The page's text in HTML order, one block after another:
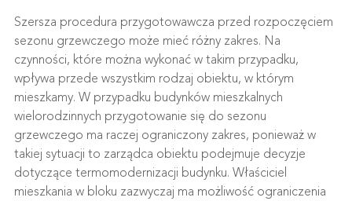
Szersza procedura przygotowawcza przed rozpoczęciem
sezonu grzewczego może mieć różny zakres. Na
czynności, które można wykonać w takim przypadku,
wpływa przede wszystkim rodzaj obiektu, w którym
mieszkamy. W przypadku budynków mieszkalnych
wielorodzinnych przygotowanie się do sezonu
grzewczego ma raczej ograniczony zakres, ponieważ w
takiej sytuacji to zarządca obiektu podejmuje decyzje
dotyczące termomodernizacji budynku. Właściciel
mieszkania w bloku zazwyczaj ma możliwość ograniczenia